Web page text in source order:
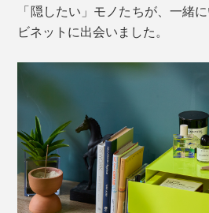
「隠したい」モノたちが、一緒
ビネットに出会いました。